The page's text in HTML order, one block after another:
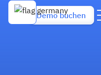
Demo buchen